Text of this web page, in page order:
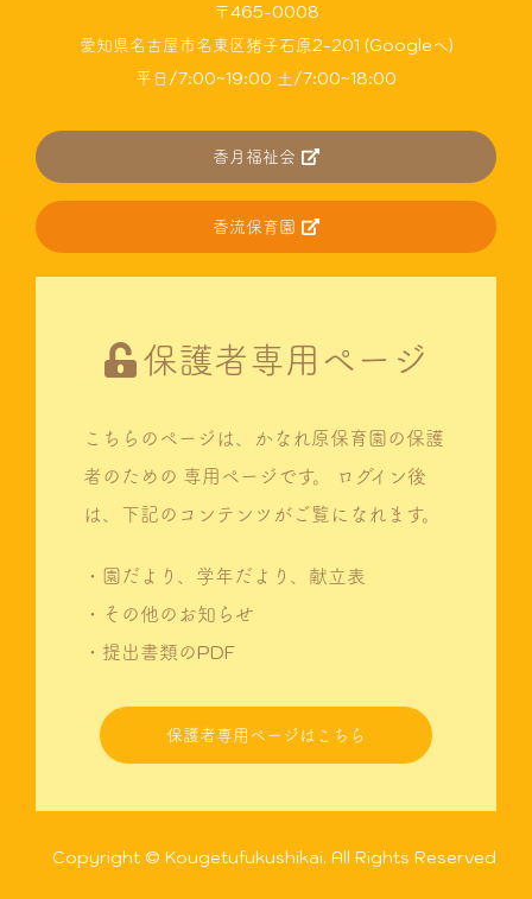
〒465-0008
愛知県名古屋市名東区猪子石原2-201 (Googleへ)
平日/7:00~19:00 土/7:00~18:00
香月福祉会
香流保育園
保護者専用ページ
こちらのページは、かなれ原保育園の保護
者のための 専用ページです。
ログイン後
は、下記のコンテンツがご覧になれます。
・園だより、学年だより、献立表
・その他のお知らせ
・提出書類のPDF
保護者専用ページはこちら
Copyright © Kougetufukushikai. All Rights Reserved